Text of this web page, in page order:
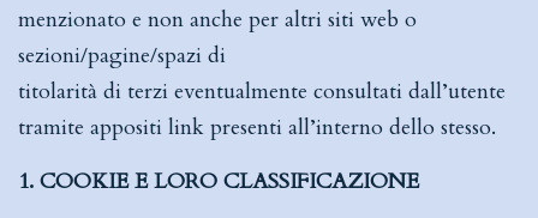
menzionato e non anche per altri siti web o
sezioni/pagine/spazi di
titolarità di terzi eventualmente consultati dall’utente
tramite appositi link presenti all’interno dello stesso.
1. COOKIE E LORO CLASSIFICAZIONE